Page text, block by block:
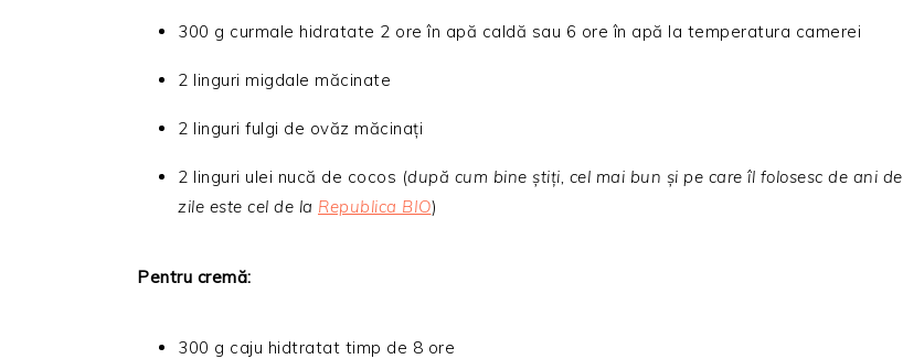
300 g curmale hidratate 2 ore în apă caldă sau 6 ore în apă la temperatura camerei
2 linguri migdale măcinate
2 linguri fulgi de ovăz măcinați
2 linguri ulei nucă de cocos (după cum bine știți, cel mai bun și pe care îl folosesc de ani de
zile este cel de la Republica BIO)
Pentru cremă:
300 g caju hidtratat timp de 8 ore